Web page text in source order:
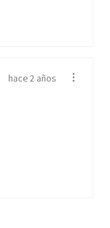
hace 2 años